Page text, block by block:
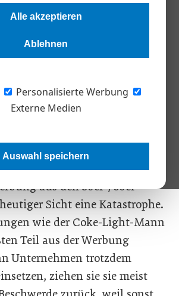
Alle akzeptieren
Ablehnen
Personalisierte Werbung
Externe Medien
Auswahl speichern
zwischen Konsument*innen und
und die betreffenden Unternehmen
oder zum Stopp auffordern kann. Wir
zeigt sich die Veränderung
Etwas wie die
aus den ­50er-/60er-
Sicht eine Katastrophe.
wie der Coke-Light-Mann
Teil aus der Werbung
Unternehmen trotzdem
ziehen sie sie meist